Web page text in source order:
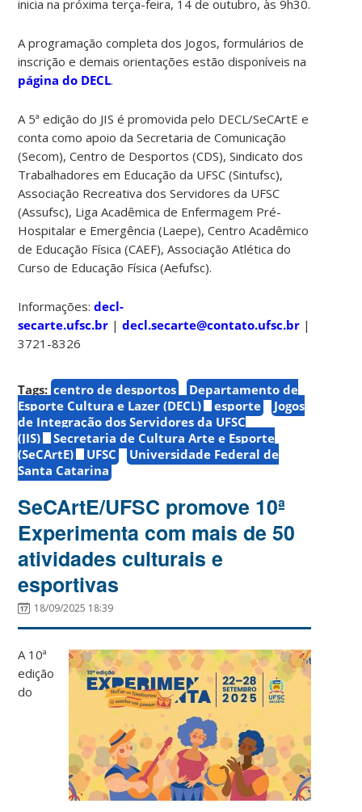
inicia na próxima terça-feira, 14 de outubro, às 9h30.
A programação completa dos Jogos, formulários de
inscrição e demais orientações estão disponíveis na
página do DECL.
A 5ª edição do JIS é promovida pelo DECL/SeCArtE e
conta como apoio da Secretaria de Comunicação
(Secom), Centro de Desportos (CDS), Sindicato dos
Trabalhadores em Educação da UFSC (Sintufsc),
Associação Recreativa dos Servidores da UFSC
(Assufsc), Liga Acadêmica de Enfermagem Pré-
Hospitalar e Emergência (Laepe), Centro Acadêmico
de Educação Física (CAEF), Associação Atlética do
Curso de Educação Física (Aefufsc).
Informações:decl-
secarte.ufsc.br |decl.secarte@contato.ufsc.br |
3721-8326
Tags: centro de desportos
Departamento de
Esporte Cultura e Lazer (DECL)
esporte
Jogos
de Integração dos Servidores da UFSC
(JIS)
Secretaria de Cultura Arte e Esporte
(SeCArtE)
UFSC
Universidade Federal de
Santa Catarina
SeCArtE/UFSC promove 10ª
Experimenta com mais de 50
atividades culturais e
esportivas
18/09/2025 18:39
A 10ª
edição
do